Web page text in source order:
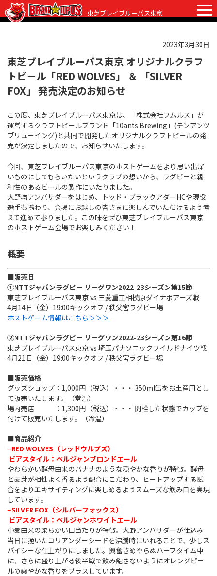
東芝ブレイブルーパス東京
チケット グッズ ファンクラブ 観戦ガイド
観戦ガイド
ラグビーって何？
会場紹介
クラブからのお願い
ニュース
選手・スタッフ
選手
スタッフ
マスコット
クラブ情報
クラブ情報
株式会社 ブレイブルーパス東京概要
株式会社 チームの歴史
地域貢献活動
アカデミー
パートナー
InstagramX Facebook Youtube
2023年3月30日
東芝ブレイブルーパス東京 オリジナルクラフ
トビール「RED WOLVES」 ＆ 「SILVER
FOX」 発売決定のお知らせ
この度、東芝ブレイブルーパス東京は、「株式会社フムルス」が
運営するクラフトビールブランド「10ants Brewing」(テンアンツ
ブリューイング)と共同で開発したオリジナルクラフトビールの発
売が決定しましたので、お知らせいたします。
今回、東芝ブレイブルーパス東京のホストゲームをより思い出深
いものにしてもらいたいというクラブの想いから、ラグビーと親
和性のあるビールの製作にいたりました。
大野均アンバサダーをはじめ、トッド・ブラックアダーHCや現役
選手も携わり、会場にお越しの皆さまに楽しんでいただけるよう考
えて進めて参りました。この味をぜひ東芝ブレイブルーパス東京
のホストゲーム会場でお楽しみください！
概要
■販売日
①NTTジャパンラグビー リーグワン2022-23シーズン第15節
東芝ブレイブルーパス東京 vs 三菱重工相模原ダイナボアーズ戦
4月14日（金）19:00キックオフ / 秩父宮ラグビー場
ホストゲーム情報はこちら＞＞＞
②NTTジャパンラグビー リーグワン2022-23シーズン第16節
東芝ブレイブルーパス東京 vs 埼玉パナソニックワイルドナイツ戦
4月21日（金）19:00キックオフ / 秩父宮ラグビー場
■販売価格
グッズショップ：1,000円（税込）・・・ 350ml缶をお土産用とし
て販売いたします。（常温）
場内売店 ：1,300円（税込）・・・ 開栓した状態でカップを
付けて販売いたします。（冷温）
■商品紹介
–RED WOLVES（レッドウルブズ）
ビアスタイル：ベルジャンブロンドエール
やわらかい酵母由来のバナナのような穏やかな香りが特徴。酵母
と麦芽が相性よく香るよう配合にこだわり、ヒートアップする試
合をよりエキサイティングに楽しめるようスムーズな飲み口を実現
しています。
–SILVER FOX（シルバーフォックス）
ビアスタイル：ベルジャンホワイトエール
小麦由来の柔らかい口当たりが特徴。大野アンバサダーが仕込み
当日に挽いたコリアンダーシードを沸騰時にいれることで、少しス
パイシーな仕上がりにしました。興奮さめやらぬハーフタイム中
に、さらに盛り上がる後半戦で飲み飽きないようにオレンジピー
ルの爽やかな香りをプラスしています。